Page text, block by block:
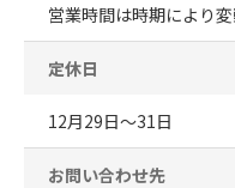
営業時間は時期により変
定休日
12月29日～31日
お問い合わせ先